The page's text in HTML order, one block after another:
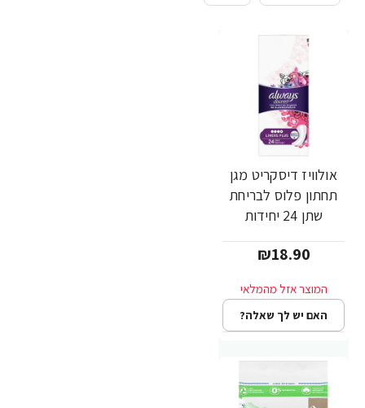
אולוויז דיסקריט מגן
תחתון פלוס לבריחת
שתן 24 יחידות
₪18.90
האם יש לך שאלה?